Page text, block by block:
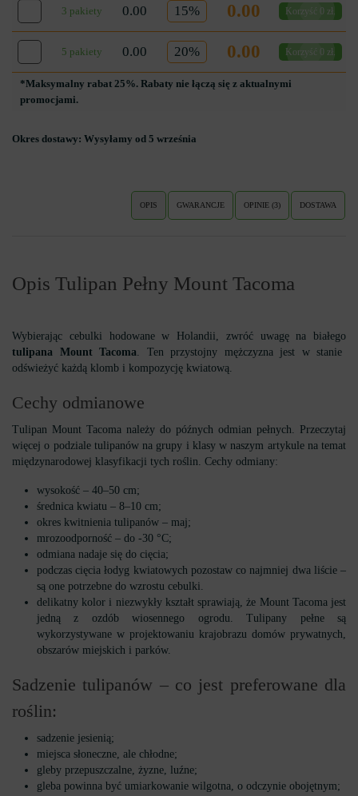
3 pakiety 0.00 15% 0.00 Korzyść 0 zł.
5 pakiety 0.00 20% 0.00 Korzyść 0 zł.
*Maksymalny rabat 25%. Rabaty nie łączą się z aktualnymi
promocjami.
Okres dostawy: Wysyłamy od 5 września
OPIS GWARANCJE OPINIE (3) DOSTAWA
Opis Tulipan Pełny Mount Tacoma
Wybierając cebulki hodowane w Holandii, zwróć uwagę na białego
tulipana Mount Tacoma. Ten przystojny mężczyzna jest w stanie
odświeżyć każdą klomb i kompozycję kwiatową.
Cechy odmianowe
Tulipan Mount Tacoma należy do późnych odmian pełnych. Przeczytaj
więcej o podziale tulipanów na grupy i klasy w naszym artykule na temat
międzynarodowej klasyfikacji tych roślin. Cechy odmiany:
wysokość – 40–50 cm;
średnica kwiatu – 8–10 cm;
okres kwitnienia tulipanów – maj;
mrozoodporność – do -30 °С;
odmiana nadaje się do cięcia;
podczas cięcia łodyg kwiatowych pozostaw co najmniej dwa liście –
są one potrzebne do wzrostu cebulki.
delikatny kolor i niezwykły kształt sprawiają, że Mount Tacoma jest
jedną z ozdób wiosennego ogrodu. Tulipany pełne są
wykorzystywane w projektowaniu krajobrazu domów prywatnych,
obszarów miejskich i parków.
Sadzenie tulipanów – co jest preferowane dla
roślin:
sadzenie jesienią;
miejsca słoneczne, ale chłodne;
gleby przepuszczalne, żyzne, luźne;
gleba powinna być umiarkowanie wilgotna, o odczynie obojętnym;